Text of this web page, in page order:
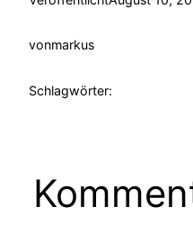
vonmarkus
Schlagwörter: